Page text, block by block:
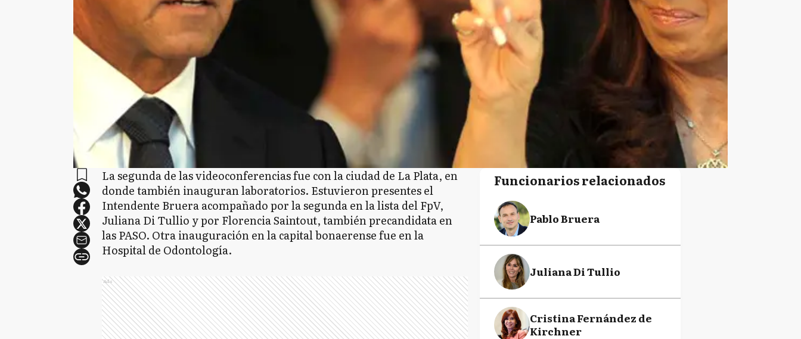
La segunda de las videoconferencias fue con la ciudad de La Plata, en
donde también inauguran laboratorios. Estuvieron presentes el
Intendente Bruera acompañado por la segunda en la lista del FpV,
Juliana Di Tullio y por Florencia Saintout, también precandidata en
las PASO. Otra inauguración en la capital bonaerense fue en la
Hospital de Odontología.
Ads
Funcionarios relacionados
Pablo Bruera
Juliana Di Tullio
Cristina Fernández de
Kirchner